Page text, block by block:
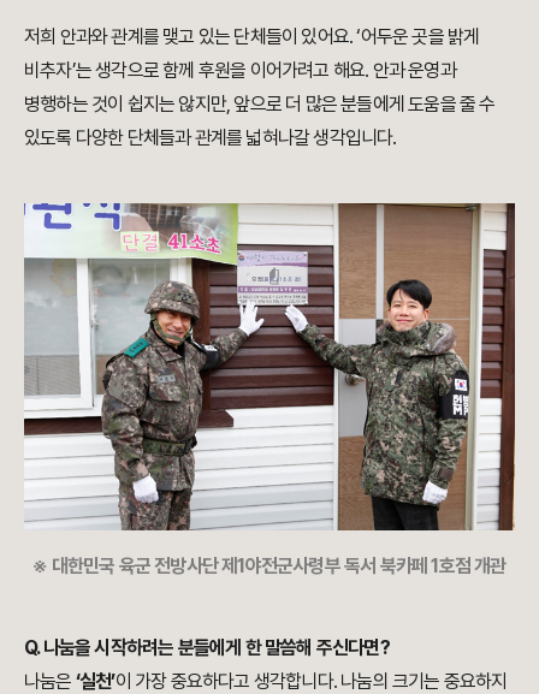
저희 안과와 관계를 맺고 있는 단체들이 있어요. ‘어두운 곳을 밝게
비추자’는 생각으로 함께 후원을 이어가려고 해요. 안과 운영과
병행하는 것이 쉽지는 않지만, 앞으로 더 많은 분들에게 도움을 줄 수
있도록 다양한 단체들과 관계를 넓혀나갈 생각입니다.
※ 대한민국 육군 전방사단 제1야전군사령부 독서 북카페 1호점 개관
Q. 나눔을 시작하려는 분들에게 한 말씀해 주신다면?
나눔은 ‘실천’이 가장 중요하다고 생각합니다. 나눔의 크기는 중요하지